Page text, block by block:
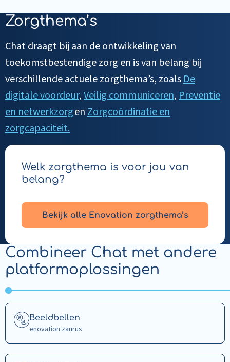
Zorgthema’s
Chat draagt bij aan de ontwikkeling van
toekomstbestendige zorg en is van belang bij
verschillende actuele zorgthema’s, zoalsDe
digitale voordeur,Veilig communiceren,Preventie
en netwerkzorgenZorgcoördinatie en
zorgcapaciteit.
Welk zorgthema is voor jou van
belang?
Bekijk alle Enovation zorgthema’s
Combineer Chat met andere
platformoplossingen
Beeldbellen
enovation zaurus
Read
more
about
Beeldbellen